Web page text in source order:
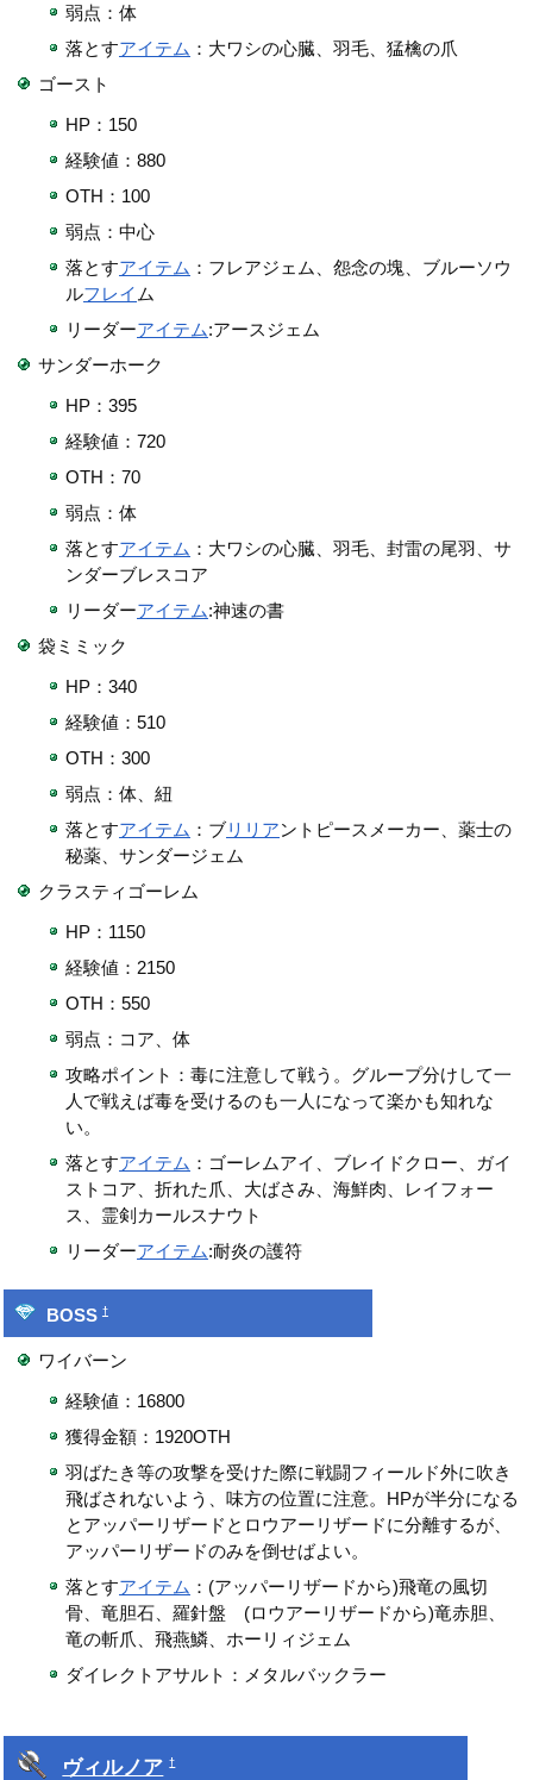
弱点：体
落とすアイテム ：大ワシの心臓、羽毛、猛檎の爪
ゴースト
HP：150
経験値：880
OTH：100
弱点：中心
落とすアイテム ：フレアジェム、怨念の塊、ブルーソウ
ルフレイ ム
リーダーアイテム:アースジェム
サンダーホーク
HP：395
経験値：720
OTH：70
弱点：体
落とすアイテム ：大ワシの心臓、羽毛、封雷の尾羽、サ
ンダーブレスコア
リーダーアイテム:神速の書
袋ミミック
HP：340
経験値：510
OTH：300
弱点：体、紐
落とすアイテム ：ブリリアントピースメーカー、薬士の
秘薬、サンダージェム
クラスティゴーレム
HP：1150
経験値：2150
OTH：550
弱点：コア、体
攻略ポイント：毒に注意して戦う。グループ分けして一
人で戦えば毒を受けるのも一人になって楽かも知れな
い。
落とすアイテム ：ゴーレムアイ、ブレイドクロー、ガイ
ストコア、折れた爪、大ばさみ、海鮮肉、レイフォー
ス、霊剣カールスナウト
リーダーアイテム:耐炎の護符
BOSS †
ワイバーン
経験値：16800
獲得金額：1920OTH
羽ばたき等の攻撃を受けた際に戦闘フィールド外に吹き
飛ばされないよう、味方の位置に注意。HPが半分になる
とアッパーリザードとロウアーリザードに分離するが、
アッパーリザードのみを倒せばよい。
落とすアイテム ：(アッパーリザードから)飛竜の風切
骨、竜胆石、羅針盤 (ロウアーリザードから)竜赤胆、
竜の斬爪、飛燕鱗、ホーリィジェム
ダイレクトアサルト：メタルバックラー
ヴィルノア †